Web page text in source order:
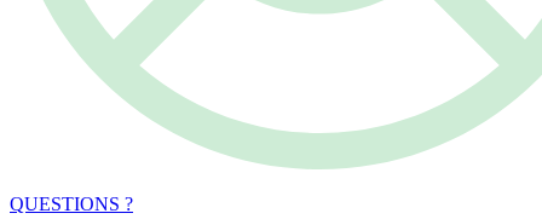
QUESTIONS ?